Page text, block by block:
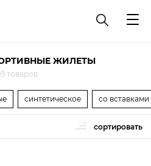
ЖИЛЕТЫ
товаров
синтетическое со вставками
сортировать